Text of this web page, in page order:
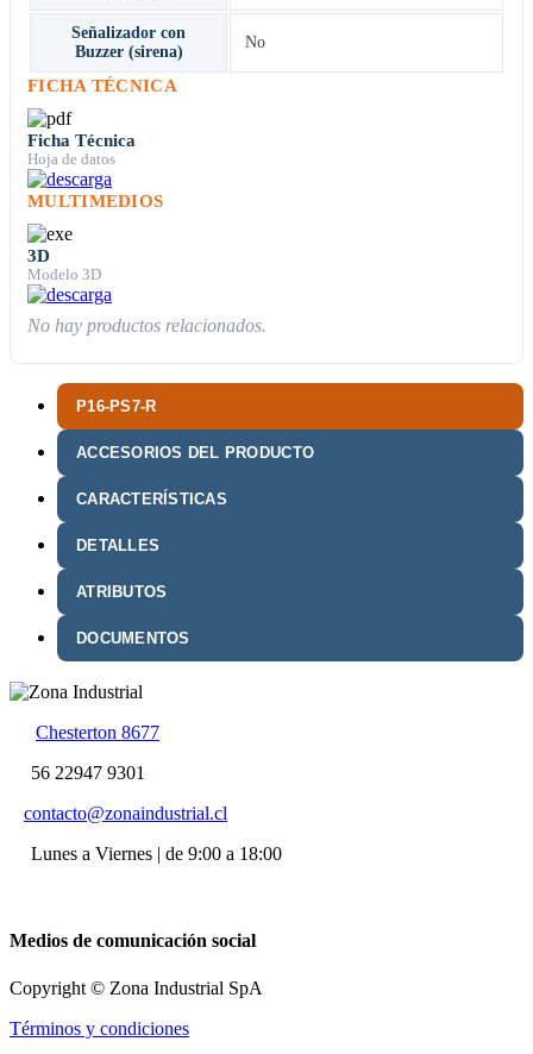
P16-PS7-R
ACCESORIOS DEL PRODUCTO
CARACTERÍSTICAS
DETALLES
ATRIBUTOS
DOCUMENTOS
Señalizador con
Buzzer (sirena)
No
FICHA TÉCNICA
Ficha Técnica
Hoja de datos
MULTIMEDIOS
3D
Modelo 3D
No hay productos relacionados.
Chesterton 8677
56 22947 9301
contacto@zonaindustrial.cl
Lunes a Viernes | de 9:00 a 18:00
Medios de comunicación social
Copyright © Zona Industrial SpA
Términos y condiciones